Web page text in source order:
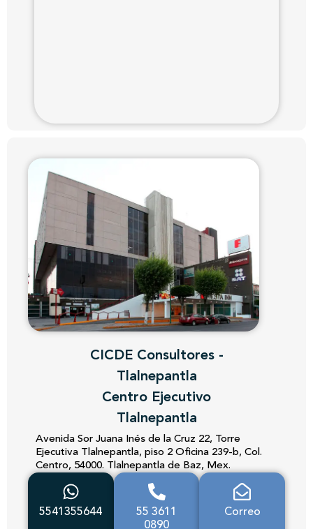
CICDE Consultores -
Tlalnepantla
Centro Ejecutivo
Tlalnepantla
Avenida Sor Juana Inés de la Cruz 22, Torre
Ejecutiva Tlalnepantla, piso 2 Oficina 239-b, Col.
Centro, 54000. Tlalnepantla de Baz, Mex.
5541355644
55 3611
0890
Correo